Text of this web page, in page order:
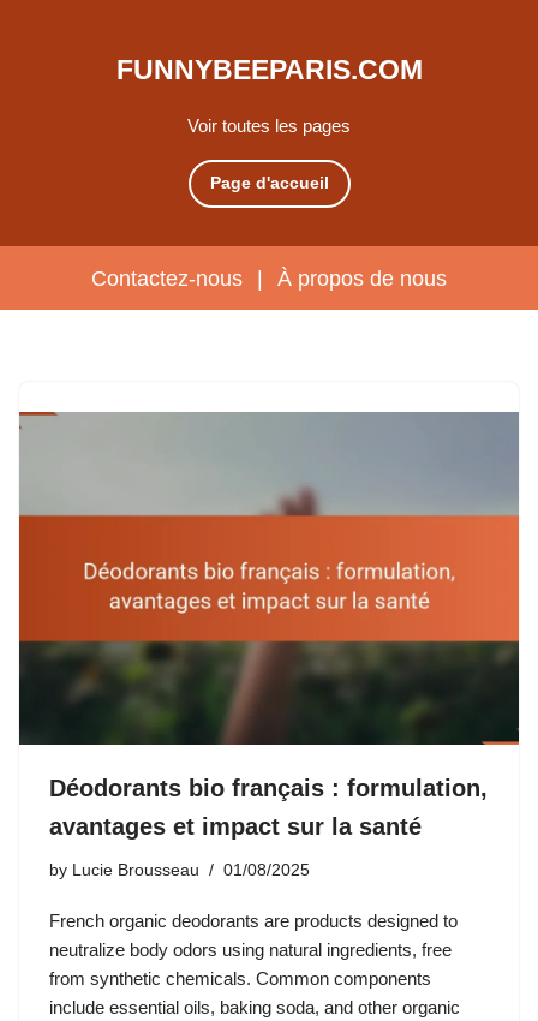
Voir toutes les pages
FUNNYBEEPARIS.COM
Page d'accueil
Contactez-nous | À propos de nous
Déodorants bio français : formulation,
avantages et impact sur la santé
by Lucie Brousseau 01/08/2025
French organic deodorants are products designed to
neutralize body odors using natural ingredients, free
from synthetic chemicals. Common components
include essential oils, baking soda, and other organic